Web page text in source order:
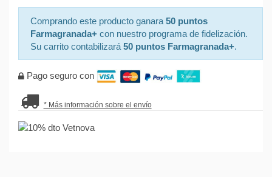
Comprando este producto ganara 50 puntos
Farmagranada+con nuestro programa de fidelización.
Su carrito contabilizará 50 puntos Farmagranada+.
Pago seguro con
* Más información sobre el envío